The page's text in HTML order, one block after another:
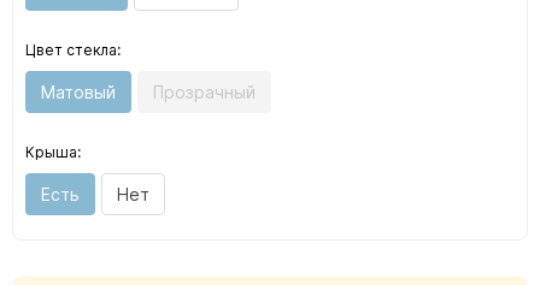
Цвет стекла:
Матовый Прозрачный
Крыша:
Есть Нет